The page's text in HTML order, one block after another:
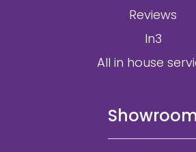
Reviews
In3
All in house